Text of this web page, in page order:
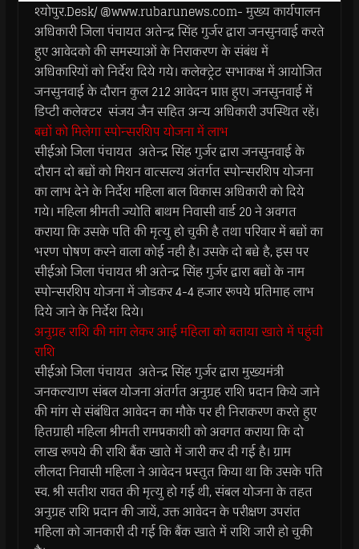
श्योपुर.Desk/ @www.rubarunews.com- मुख्य कार्यपालन
अधिकारी जिला पंचायत अतेन्द्र सिंह गुर्जर द्वारा जनसुनवाई करते
हुए आवेदको की समस्याओं के निराकरण के संबंध में
अधिकारियों को निर्देश दिये गये। कलेक्ट्रेट सभाकक्ष में आयोजित
जनसुनवाई के दौरान कुल 212 आवेदन प्राप्त हुए। जनसुनवाई में
डिप्टी कलेक्टर संजय जैन सहित अन्य अधिकारी उपस्थित रहें।
बच्चों को मिलेगा स्पोन्सरशिप योजना में लाभ
सीईओ जिला पंचायत अतेन्द्र सिंह गुर्जर द्वारा जनसुनवाई के
दौरान दो बच्चों को मिशन वात्सल्य अंतर्गत स्पोन्सरशिप योजना
का लाभ देने के निर्देश महिला बाल विकास अधिकारी को दिये
गये। महिला श्रीमती ज्योति बाथम निवासी वार्ड 20 ने अवगत
कराया कि उसके पति की मृत्यु हो चुकी है तथा परिवार में बच्चों का
भरण पोषण करने वाला कोई नही है। उसके दो बच्चे है, इस पर
सीईओ जिला पंचायत श्री अतेन्द्र सिंह गुर्जर द्वारा बच्चों के नाम
स्पोन्सरशिप योजना में जोडकर 4-4 हजार रूपये प्रतिमाह लाभ
दिये जाने के निर्देश दिये।
अनुग्रह राशि की मांग लेकर आई महिला को बताया खाते में पहुंची
राशि
सीईओ जिला पंचायत अतेन्द्र सिंह गुर्जर द्वारा मुख्यमंत्री
जनकल्याण संबल योजना अंतर्गत अनुग्रह राशि प्रदान किये जाने
की मांग से संबंधित आवेदन का मौके पर ही निराकरण करते हुए
हितग्राही महिला श्रीमती रामप्रकाशी को अवगत कराया कि दो
लाख रूपये की राशि बैंक खाते में जारी कर दी गई है। ग्राम
लीलदा निवासी महिला ने आवेदन प्रस्तुत किया था कि उसके पति
स्व. श्री सतीश रावत की मृत्यु हो गई थी, संबल योजना के तहत
अनुग्रह राशि प्रदान की जायें, उक्त आवेदन के परीक्षण उपरांत
महिला को जानकारी दी गई कि बैंक खाते में राशि जारी हो चुकी